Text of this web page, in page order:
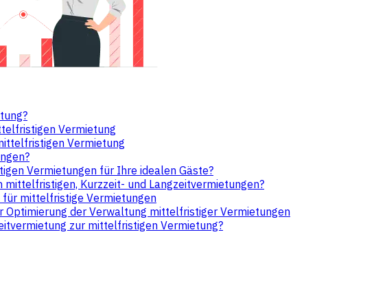
Vermietung
Vermietung
Vermietungen für Ihre idealen Gäste?
mittelfristigen, Kurzzeit- und Langzeitvermietungen?
mittelfristige Vermietungen
Optimierung der Verwaltung mittelfristiger Vermietungen
zur mittelfristigen Vermietung?